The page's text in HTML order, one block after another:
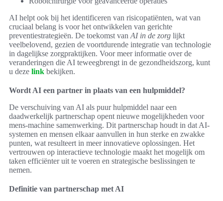
AI helpt ook bij het identificeren van risicopatiënten, wat van
cruciaal belang is voor het ontwikkelen van gerichte
preventiestrategieën. De toekomst van AI in de zorg lijkt
veelbelovend, gezien de voortdurende integratie van technologie
in dagelijkse zorgpraktijken. Voor meer informatie over de
veranderingen die AI teweegbrengt in de gezondheidszorg, kunt
u deze link bekijken.
Wordt AI een partner in plaats van een hulpmiddel?
De verschuiving van AI als puur hulpmiddel naar een
daadwerkelijk partnerschap opent nieuwe mogelijkheden voor
mens-machine samenwerking. Dit partnerschap houdt in dat AI-
systemen en mensen elkaar aanvullen in hun sterke en zwakke
punten, wat resulteert in meer innovatieve oplossingen. Het
vertrouwen op interactieve technologie maakt het mogelijk om
taken efficiënter uit te voeren en strategische beslissingen te
nemen.
Definitie van partnerschap met AI